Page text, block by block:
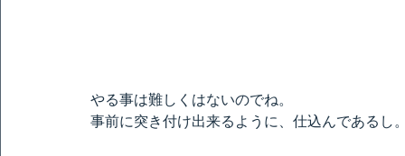
やる事は難しくはないのでね。
事前に突き付け出来るように、仕込んであるし